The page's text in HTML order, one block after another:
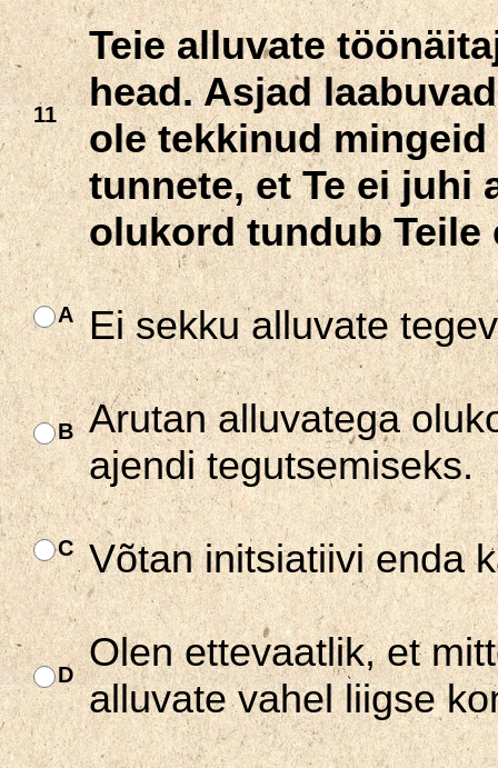
11
Teie alluvate
head. Asjad
ole tekkinud
tunnete, et Te ei juhi
olukord tundub Teile
A Ei sekku alluvate
B
Arutan alluvatega
ajendi tegutsemiseks.
C Võtan initsiatiivi enda
D
Olen ettevaatlik, et
alluvate vahel liigse